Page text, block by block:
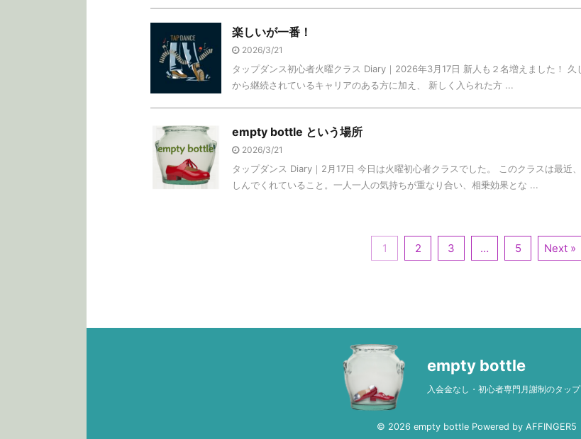
楽しいが一番！
2026/3/21
タップダンス初心者火曜クラス Diary｜2026年3月17日 新人も２名増えました！
から継続されているキャリアのある方に加え、 新しく入られた方 ...
empty bottle という場所
2026/3/21
タップダンス Diary｜2月17日 今日は火曜初心者クラスでした。 このクラスは最近
しんでくれていること。一人一人の気持ちが重なり合い、相乗効果とな ...
1 2 3 … 5 Next »
empty bottle
入会金なし・初心者専門月謝制のタッ
© 2026 empty bottle Powered by AFFINGER5